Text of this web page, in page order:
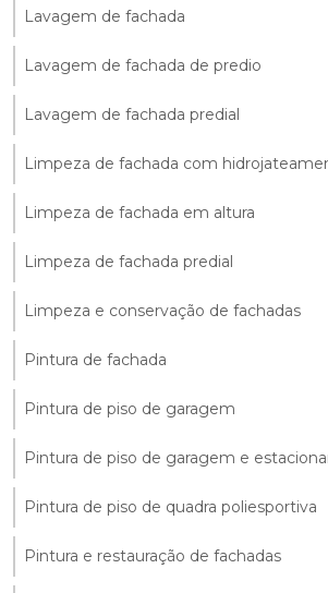
Lavagem de fachada
Lavagem de fachada de predio
Lavagem de fachada predial
Limpeza de fachada com
Limpeza de fachada em altura
Limpeza de fachada predial
Limpeza e conservação de fachadas
Pintura de fachada
Pintura de piso de garagem
Pintura de piso de garagem e
Pintura de piso de quadra poliesportiva
Pintura e restauração de fachadas